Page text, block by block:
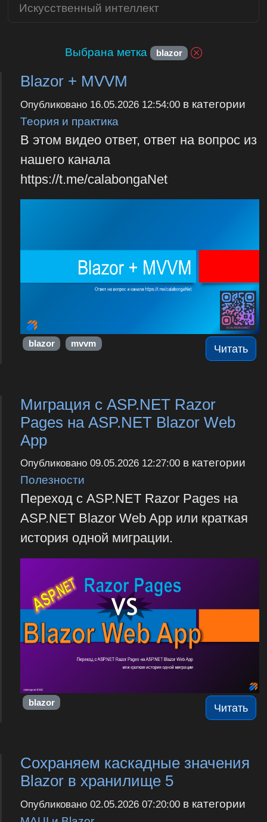
Выбрана метка blazor
Blazor + MVVM
Опубликовано 16.05.2026 12:54:00в категории
Теория и практика
В этом видео ответ, ответ на вопрос из
нашего канала
https://t.me/calabongaNet
Читать
blazor mvvm
Миграция с ASP.NET Razor
Pages на ASP.NET Blazor Web
App
Опубликовано 09.05.2026 12:27:00в категории
Полезности
Переход с ASP.NET Razor Pages на
ASP.NET Blazor Web App или краткая
история одной миграции.
Читать
blazor
Сохраняем каскадные значения
Blazor в хранилище 5
Опубликовано 02.05.2026 07:20:00в категории
Искусственный интеллект